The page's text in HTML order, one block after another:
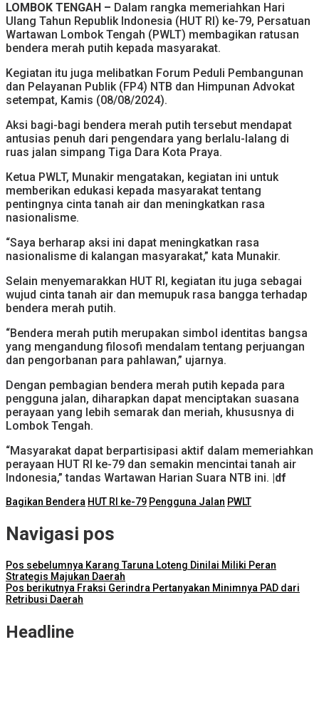
LOMBOK TENGAH – Dalam rangka memeriahkan Hari
Ulang Tahun Republik Indonesia (HUT RI) ke-79, Persatuan
Wartawan Lombok Tengah (PWLT) membagikan ratusan
bendera merah putih kepada masyarakat.
Kegiatan itu juga melibatkan Forum Peduli Pembangunan
dan Pelayanan Publik (FP4) NTB dan Himpunan Advokat
setempat, Kamis (08/08/2024).
Aksi bagi-bagi bendera merah putih tersebut mendapat
antusias penuh dari pengendara yang berlalu-lalang di
ruas jalan simpang Tiga Dara Kota Praya.
Ketua PWLT, Munakir mengatakan, kegiatan ini untuk
memberikan edukasi kepada masyarakat tentang
pentingnya cinta tanah air dan meningkatkan rasa
nasionalisme.
“Saya berharap aksi ini dapat meningkatkan rasa
nasionalisme di kalangan masyarakat,” kata Munakir.
Selain menyemarakkan HUT RI, kegiatan itu juga sebagai
wujud cinta tanah air dan memupuk rasa bangga terhadap
bendera merah putih.
“Bendera merah putih merupakan simbol identitas bangsa
yang mengandung filosofi mendalam tentang perjuangan
dan pengorbanan para pahlawan,” ujarnya.
Dengan pembagian bendera merah putih kepada para
pengguna jalan, diharapkan dapat menciptakan suasana
perayaan yang lebih semarak dan meriah, khususnya di
Lombok Tengah.
“Masyarakat dapat berpartisipasi aktif dalam memeriahkan
perayaan HUT RI ke-79 dan semakin mencintai tanah air
Indonesia,” tandas Wartawan Harian Suara NTB ini. |df
Bagikan Bendera HUT RI ke-79 Pengguna Jalan PWLT
Navigasi pos
Pos sebelumnya Karang Taruna Loteng Dinilai Miliki Peran
Strategis Majukan Daerah
Pos berikutnya Fraksi Gerindra Pertanyakan Minimnya PAD dari
Retribusi Daerah
Headline